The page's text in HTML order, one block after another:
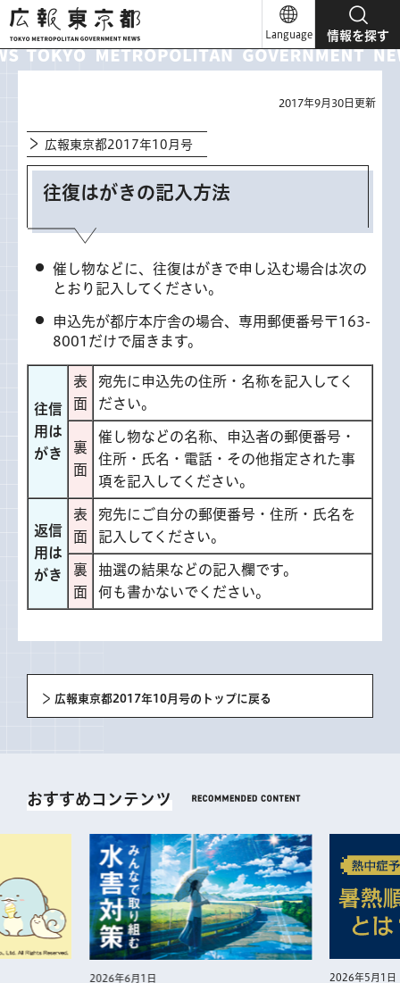
広報東京都
Language 情報を探す
2017年9月30日更新
広報東京都2017年10月号
往復はがきの記入方法
催し物などに、往復はがきで申し込む場合は次の
とおり記入してください。
申込先が都庁本庁舎の場合、専用郵便番号〒163-
8001だけで届きます。
往信
用は
がき
表
面
宛先に申込先の住所・名称を記入してく
ださい。
裏
面
催し物などの名称、申込者の郵便番号・
住所・氏名・電話・その他指定された事
項を記入してください。
返信
用は
がき
表
面
宛先にご自分の郵便番号・住所・氏名を
記入してください。
裏
面
抽選の結果などの記入欄です。
何も書かないでください。
広報東京都2017年10月号のトップに戻る
おすすめコンテンツ
2026年6月1日 2026年5月1日